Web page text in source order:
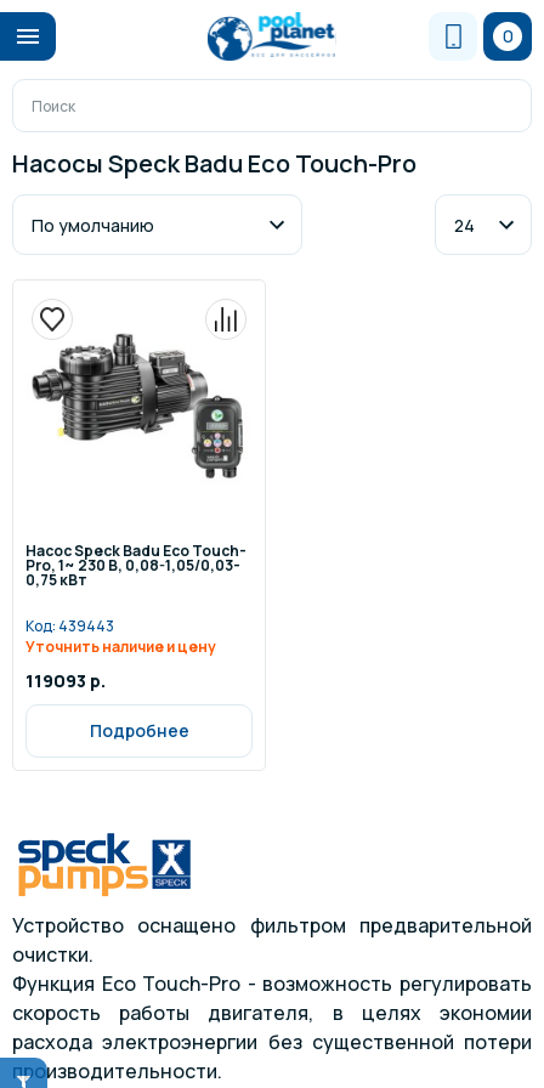
0
Насосы Speck Badu Eco Touch-Pro
Насос Speck Badu Eco Touch-
Pro, 1~ 230 В, 0,08-1,05/0,03-
0,75 кВт
Код: 439443
Уточнить наличие и цену
119093 р.
Подробнее
Устройство оснащено фильтром предварительной
очистки.
Функция Eco Touch-Pro - возможность регулировать
скорость работы двигателя, в целях экономии
расхода электроэнергии без существенной потери
производительности.